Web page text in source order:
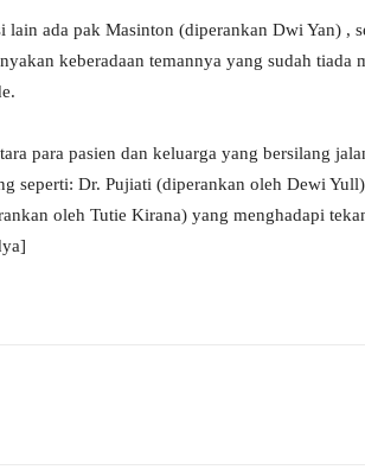
lain ada pak Masinton (diperankan Dwi Yan) ,
keberadaan temannya yang sudah
para pasien dan keluarga yang bersilang
seperti: Dr. Pujiati (diperankan oleh Dewi
oleh Tutie Kirana) yang menghadapi